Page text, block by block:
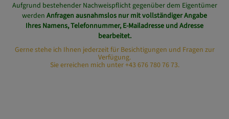
Aufgrund bestehender Nachweispflicht gegenüber dem Eigentümer
werden Anfragen ausnahmslos nur mit vollständiger Angabe
Ihres Namens, Telefonnummer, E-Mailadresse und Adresse
bearbeitet.
Gerne stehe ich Ihnen jederzeit für Besichtigungen und Fragen zur
Verfügung.
Sie erreichen mich unter+43 676 780 76 73.